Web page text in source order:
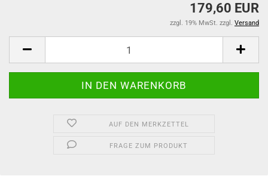
179,60 EUR
zzgl. 19% MwSt. zzgl. Versand
AUF DEN MERKZETTEL
FRAGE ZUM PRODUKT